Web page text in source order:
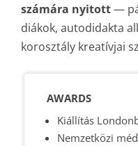
számára nyitott—
diákok, autodidakta
korosztály kreatívjai
AWARDS
Kiállítás
Nemzetközi